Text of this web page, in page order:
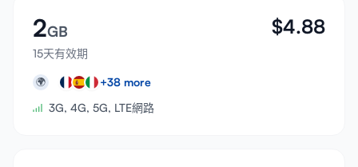
2GB
15天有效期
$4.88
🌍 +38 more
3G, 4G, 5G, LTE網路